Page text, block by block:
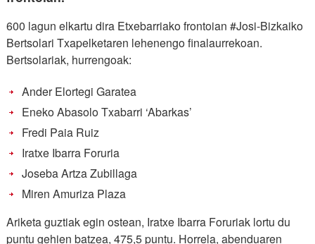
600 lagun elkartu dira Etxebarriako frontoian #Josi-Bizkaiko
Bertsolari Txapelketaren lehenengo finalaurrekoan.
Bertsolariak, hurrengoak:
Ander Elortegi Garatea
Eneko Abasolo Txabarri ‘Abarkas’
Fredi Paia Ruiz
Iratxe Ibarra Foruria
Joseba Artza Zubillaga
Miren Amuriza Plaza
Ariketa guztiak egin ostean, Iratxe Ibarra Foruriak lortu du
puntu gehien batzea, 475,5 puntu. Horrela, abenduaren